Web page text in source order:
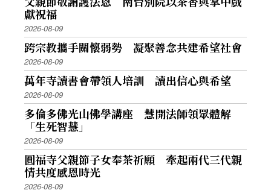
獻祝福
2026-08-09
跨宗教攜手關懷弱勢 凝聚善念共建希望社會
2026-08-09
萬年寺讀書會帶領人培訓 讀出信心與希望
2026-08-09
多倫多佛光山佛學講座 慧開法師領眾體解
「生死智慧」
2026-08-09
圓福寺父親節子女奉茶祈願 牽起兩代三代親
情共度感恩時光
2026-08-09